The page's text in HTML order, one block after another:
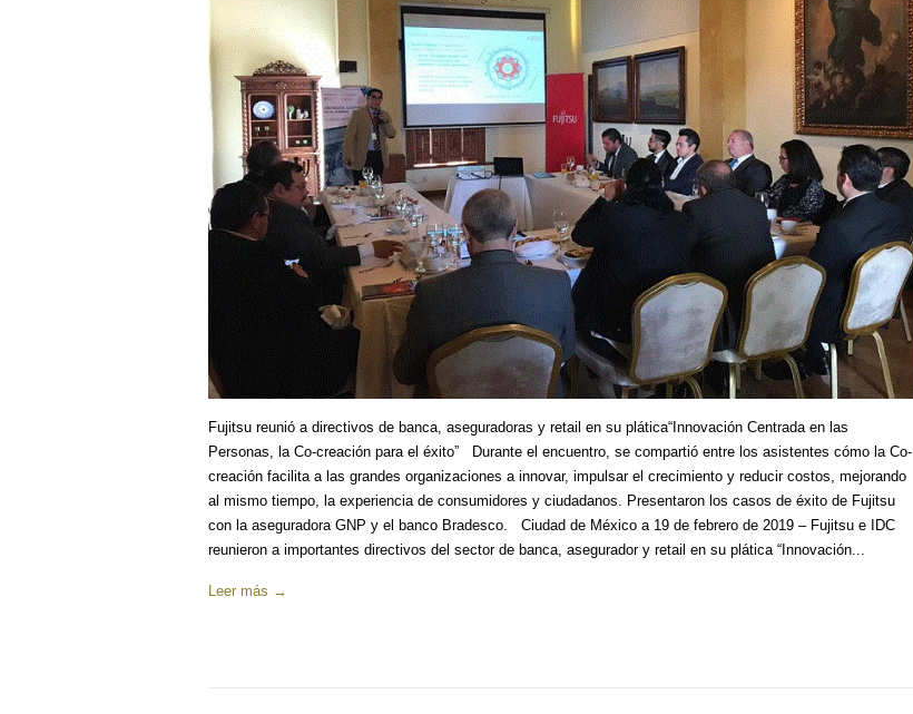
Fujitsu reunió a directivos de banca, aseguradoras y retail en su plática“Innovación Centrada en las
Personas, la Co-creación para el éxito” Durante el encuentro, se compartió entre los asistentes cómo la Co-
creación facilita a las grandes organizaciones a innovar, impulsar el crecimiento y reducir costos, mejorando
al mismo tiempo, la experiencia de consumidores y ciudadanos. Presentaron los casos de éxito de Fujitsu
con la aseguradora GNP y el banco Bradesco. Ciudad de México a 19 de febrero de 2019 – Fujitsu e IDC
reunieron a importantes directivos del sector de banca, asegurador y retail en su plática “Innovación...
Leer más →